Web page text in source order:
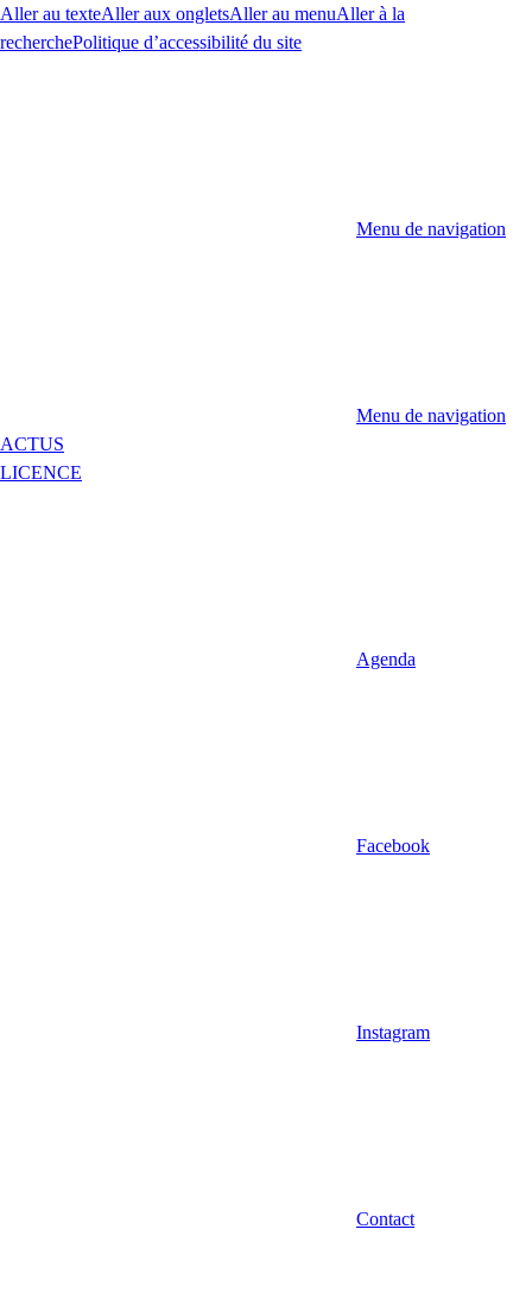
Aller au texteAller aux ongletsAller au menuAller à la
recherchePolitique d’accessibilité du site
Menu de navigation
Menu de navigation
ACTUS
LICENCE
Agenda
Facebook
Instagram
Contact